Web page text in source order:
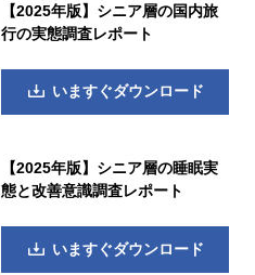
【2025年版】シニア層の国内旅
行の実態調査レポート
いますぐダウンロード
【2025年版】シニア層の睡眠実
態と改善意識調査レポート
いますぐダウンロード